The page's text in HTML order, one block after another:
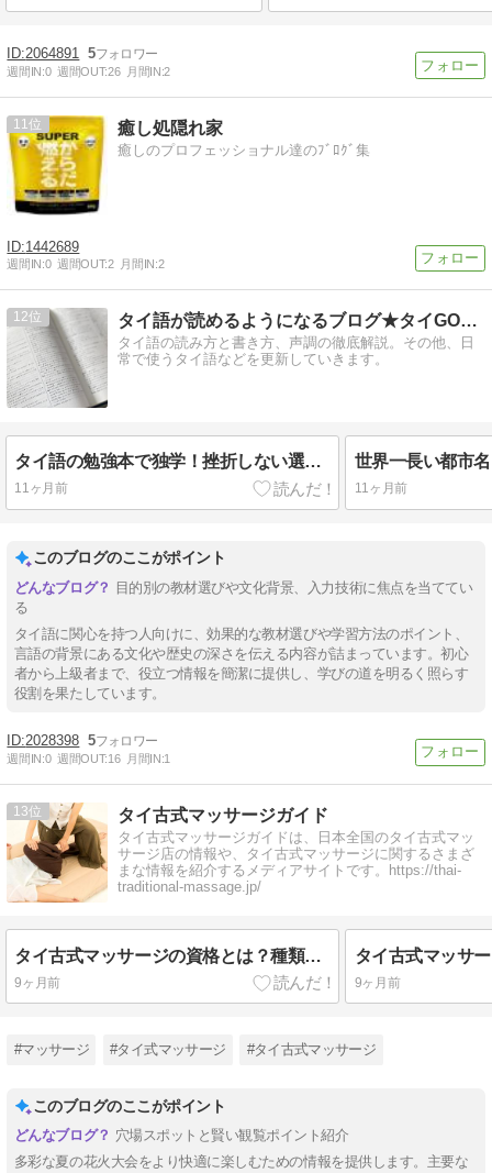
2064891 5
週間IN:0 週間OUT:26 月間IN:2
11 癒し処隠れ家
癒しのプロフェッショナル達のﾌﾞﾛｸﾞ集
1442689
週間IN:0 週間OUT:2 月間IN:2
12 タイ語が読めるようになるブログ★タイGOリアン
タイ語の読み方と書き方、声調の徹底解説。その他、日
常で使うタイ語などを更新していきます。
タイ語の勉強本で独学！挫折しない選び方と目的別おすすめ
11ヶ月前 11ヶ月前
このブログのここがポイント
目的別の教材選びや文化背景、入力技術に焦点を当ててい
る
タイ語に関心を持つ人向けに、効果的な教材選びや学習方法のポイント、
言語の背景にある文化や歴史の深さを伝える内容が詰まっています。初心
者から上級者まで、役立つ情報を簡潔に提供し、学びの道を明るく照らす
役割を果たしています。
2028398 5
週間IN:0 週間OUT:16 月間IN:1
13 タイ古式マッサージガイド
タイ古式マッサージガイドは、日本全国のタイ古式マッ
サージ店の情報や、タイ古式マッサージに関するさまざ
まな情報を紹介するメディアサイトです。https://thai-
traditional-massage.jp/
タイ古式マッサージの資格とは？種類や取得方法を解説
9ヶ月前 9ヶ月前
#マッサージ #タイ式マッサージ #タイ古式マッサージ
このブログのここがポイント
穴場スポットと賢い観覧ポイント紹介
多彩な夏の花火大会をより快適に楽しむための情報を提供します。主要な